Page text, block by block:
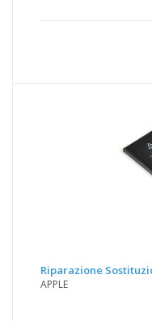
Riparazione
APPLE